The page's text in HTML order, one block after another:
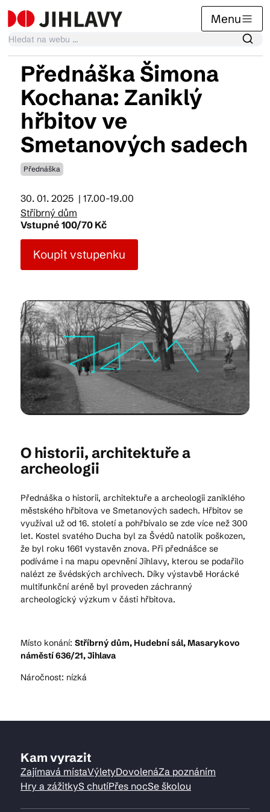
Menu
Kalendář akcí
Tradiční akce
Články
Suvenýry
Praktické info
Kam vyrazit
CS EN DE
Přednáška Šimona
Kochana: Zaniklý
hřbitov ve
Smetanových sadech
Přednáška
30. 01. 2025 | 17.00-19.00
Stříbrný dům
Vstupné 100/70 Kč
Koupit vstupenku
O historii, architektuře a
archeologii
Přednáška o historii, architektuře a archeologii zaniklého
městského hřbitova ve Smetanových sadech. Hřbitov se
využíval už od 16. století a pohřbívalo se zde více než 300
let. Kostel svatého Ducha byl za Švédů natolik poškozen,
že byl roku 1661 vystavěn znova. Při přednášce se
podíváme i na mapu opevnění Jihlavy, kterou se podařilo
nalézt ze švédských archivech. Díky výstavbě Horácké
multifunkční aréně byl proveden záchranný
archeologický výzkum v části hřbitova.
Místo konání: Stříbrný dům, Hudební sál, Masarykovo
náměstí 636/21, Jihlava
Náročnost: nízká
Kam vyrazit
Zajímavá místaVýletyDovolenáZa poznáním
Hry a zážitkyS chutíPřes nocSe školou